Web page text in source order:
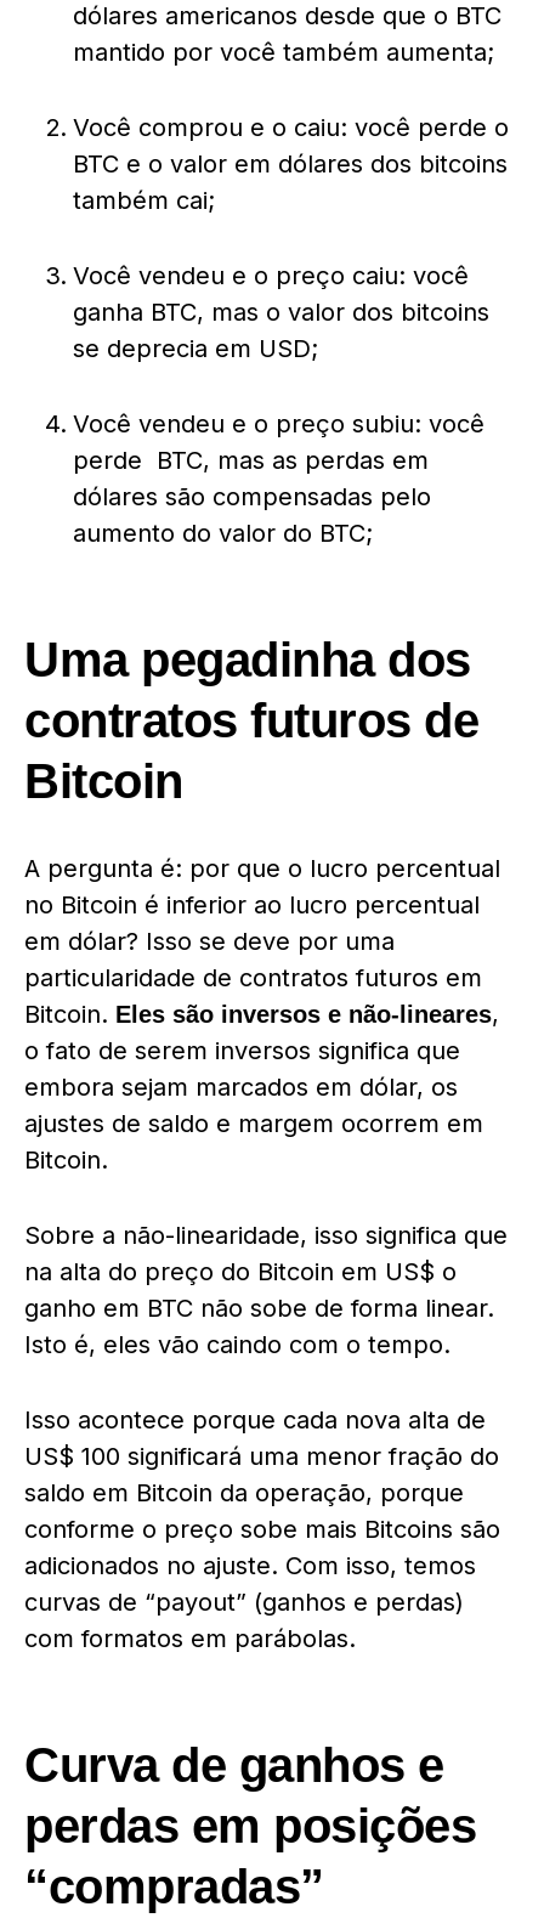
dólares americanos desde que o BTC
mantido por você também aumenta;
Você comprou e o caiu: você perde o
BTC e o valor em dólares dos bitcoins
também cai;
Você vendeu e o preço caiu: você
ganha BTC, mas o valor dos bitcoins
se deprecia em USD;
Você vendeu e o preço subiu: você
perde BTC, mas as perdas em
dólares são compensadas pelo
aumento do valor do BTC;
Uma pegadinha dos
contratos futuros de
Bitcoin
A pergunta é: por que o lucro percentual
no Bitcoin é inferior ao lucro percentual
em dólar? Isso se deve por uma
particularidade de contratos futuros em
Bitcoin. Eles são inversos e não-lineares,
o fato de serem inversos significa que
embora sejam marcados em dólar, os
ajustes de saldo e margem ocorrem em
Bitcoin.
Sobre a não-linearidade, isso significa que
na alta do preço do Bitcoin em US$ o
ganho em BTC não sobe de forma linear.
Isto é, eles vão caindo com o tempo.
Isso acontece porque cada nova alta de
US$ 100 significará uma menor fração do
saldo em Bitcoin da operação, porque
conforme o preço sobe mais Bitcoins são
adicionados no ajuste. Com isso, temos
curvas de “payout” (ganhos e perdas)
com formatos em parábolas.
Curva de ganhos e
perdas em posições
“compradas”